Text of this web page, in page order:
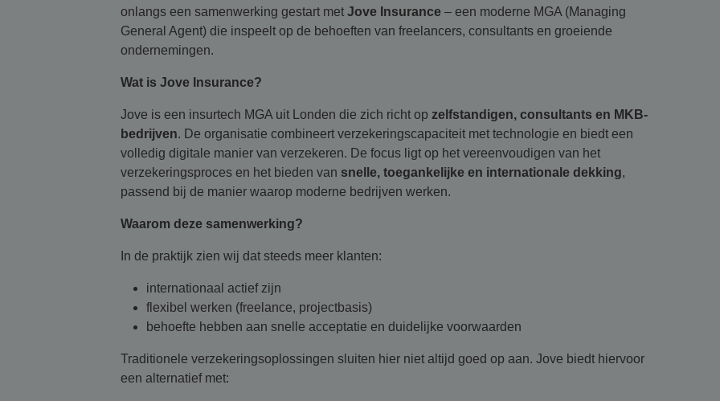
onlangs een samenwerking gestart met Jove Insurance – een moderne MGA (Managing
General Agent) die inspeelt op de behoeften van freelancers, consultants en groeiende
ondernemingen.
Wat is Jove Insurance?
Jove is een insurtech MGA uit Londen die zich richt op zelfstandigen, consultants en MKB-
bedrijven. De organisatie combineert verzekeringscapaciteit met technologie en biedt een
volledig digitale manier van verzekeren. De focus ligt op het vereenvoudigen van het
verzekeringsproces en het bieden van snelle, toegankelijke en internationale dekking,
passend bij de manier waarop moderne bedrijven werken.
Waarom deze samenwerking?
In de praktijk zien wij dat steeds meer klanten:
internationaal actief zijn
flexibel werken (freelance, projectbasis)
behoefte hebben aan snelle acceptatie en duidelijke voorwaarden
Traditionele verzekeringsoplossingen sluiten hier niet altijd goed op aan. Jove biedt hiervoor
een alternatief met: